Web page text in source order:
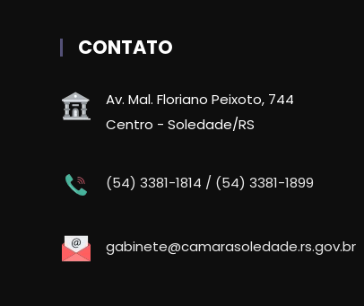
CONTATO
Av. Mal. Floriano Peixoto, 744
Centro - Soledade/RS
(54) 3381-1814 / (54) 3381-1899
gabinete@camarasoledade.rs.gov.br